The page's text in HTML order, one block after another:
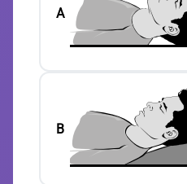
A
B